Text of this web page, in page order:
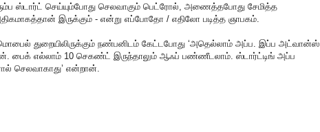
ஸ்டார்ட் செய்யும்போது செலவாகும் பெட்ரோல், அணைத்தபோது சேமித்த
இருக்கும் - என்று எப்போதோ / எதிலோ படித்த ஞாபகம்.
துறையிலிருக்கும் நண்பனிடம் கேட்டபோது ‘அதெல்லாம் அப்ப. இப்ப அட்வான்ஸ்
பைக் எல்லாம் 10 செகண்ட் இருந்தாலும் ஆஃப் பண்ணீடலாம். ஸ்டார்ட்டிங் அப்ப
செலவாகாது’ என்றான்.